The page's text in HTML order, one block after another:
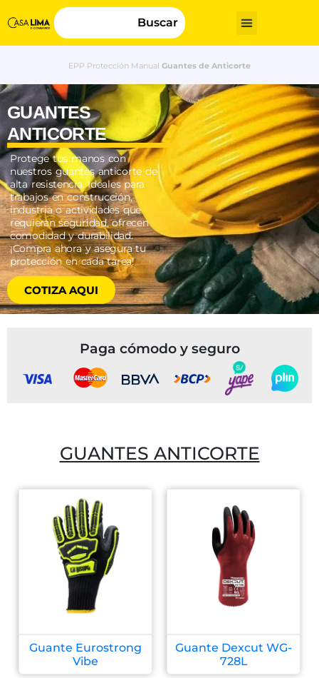
Buscar
EPP Protección Manual Guantes de Anticorte
GUANTES
ANTICORTE​
Protege tus manos con
nuestros guantes anticorte de
alta resistencia. Ideales para
trabajos en construcción,
industria o actividades que
requieran seguridad, ofrecen
comodidad y durabilidad.
¡Compra ahora y asegura tu
protección en cada tarea!
COTIZA AQUI
Paga cómodo y seguro
GUANTES ANTICORTE
Guante Eurostrong
Vibe
Guante Dexcut WG-
728L